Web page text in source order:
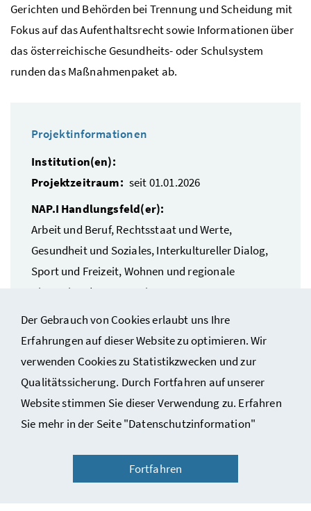
Der Gebrauch von Cookies erlaubt uns Ihre
Erfahrungen auf dieser Website zu optimieren. Wir
verwenden Cookies zu Statistikzwecken und zur
Qualitätssicherung. Durch Fortfahren auf unserer
Website stimmen Sie dieser Verwendung zu. Erfahren
Sie mehr in der Seite "Datenschutzinformation"
Fortfahren
Gerichten und Behörden bei Trennung und Scheidung mit
Fokus auf das Aufenthaltsrecht sowie Informationen über
das österreichische Gesundheits- oder Schulsystem
runden das Maßnahmenpaket ab.
Projektinformationen
Institution(en):
Projektzeitraum: seit 01.01.2026
NAP.I Handlungsfeld(er):
Arbeit und Beruf, Rechtsstaat und Werte,
Gesundheit und Soziales, Interkultureller Dialog,
Sport und Freizeit, Wohnen und regionale
Dimension der Integration
Links: UNDINE